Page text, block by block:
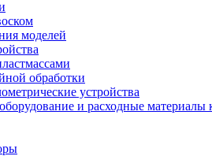
моделей
обработки
устройства
и расходные материалы